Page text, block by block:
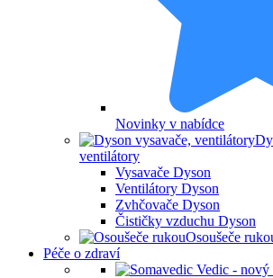
Novinky v nabídce
ventilátory
Vysavače Dyson
Ventilátory Dyson
Zvhčovače Dyson
Čističky vzduchu Dyson
Osoušeče
Péče o zdraví